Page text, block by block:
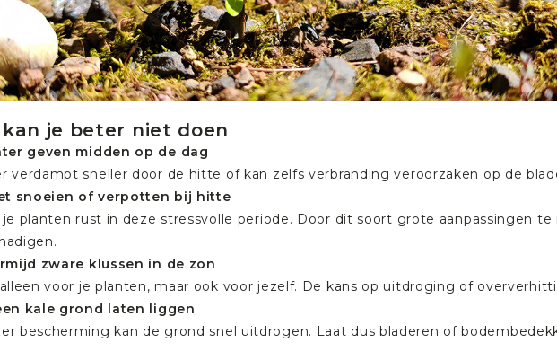
je beter niet doen
geven midden op de dag
verdampt sneller door de hitte of kan zelfs verbranding veroorzaken op de
snoeien of verpotten bij hitte
je planten rust in deze stressvolle periode. Door dit soort grote aanpassingen te
zware klussen in de zon
voor je planten, maar ook voor jezelf. De kans op uitdroging of
kale grond laten liggen
bescherming kan de grond snel uitdrogen. Laat dus bladeren of